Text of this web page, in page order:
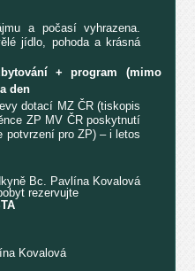
a počasí vyhrazena.
jídlo, pohoda a krásná
+ program (mimo
den
dotací MZ ČR (tiskopis
ZP MV ČR poskytnutí
potvrzení pro ZP) – i letos
Bc. Pavlína Kovalová
rezervujte